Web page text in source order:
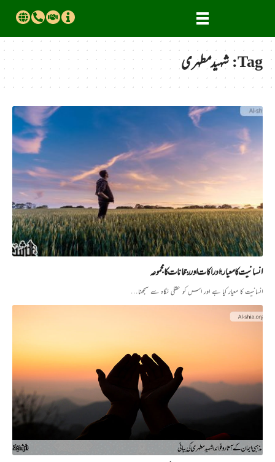
Tag: شہید مطہری
انسانیت کا معیار؛ ادراکات اور رجحانات کا مجموعہ
انسانیت کا معیار کیا ہے اور اس کو عقلی نگاہ سے سمجھنا…